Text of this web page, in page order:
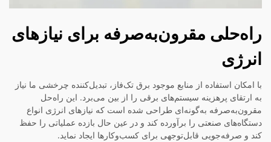
راه‌حلی مقرون‌به‌صرفه برای نیازهای
انرژی
با امکان استفاده از منابع موجود برق تک‌فاز، تبدیل‌کننده چرخشی ما نیاز
به ارتقای پرهزینه سیستم‌های برقی را از بین می‌برد. این راه‌حل
مقرون‌به‌صرفه به‌گونه‌ای طراحی شده است که نیازهای انرژی انواع
دستگاه‌های صنعتی را برآورده کند و در عین حال بازده عملیاتی را حفظ
کند و صرفه‌جویی قابل‌توجهی برای کسب‌وکارها ایجاد نماید.